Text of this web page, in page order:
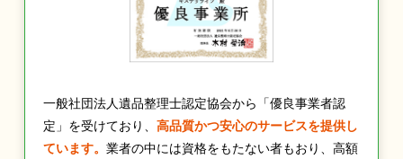
一般社団法人遺品整理士認定協会から「優良事業者認
定」を受けており、 高品質かつ安心のサービスを提供し
ています。 業者の中には資格をもたない者もおり、高額